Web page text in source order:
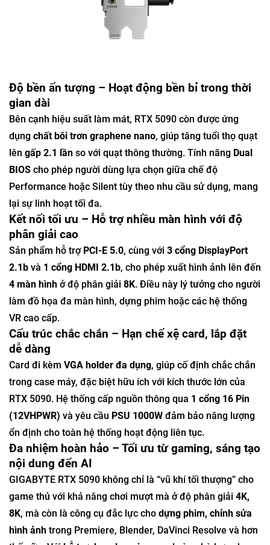
Độ bền ấn tượng – Hoạt động bền bỉ trong thời
gian dài
Bên cạnh hiệu suất làm mát, RTX 5090 còn được ứng
dụng chất bôi trơn graphene nano, giúp tăng tuổi thọ quạt
lên gấp 2.1 lần so với quạt thông thường. Tính năng Dual
BIOS cho phép người dùng lựa chọn giữa chế độ
Performance hoặc Silent tùy theo nhu cầu sử dụng, mang
lại sự linh hoạt tối đa.
Kết nối tối ưu – Hỗ trợ nhiều màn hình với độ
phân giải cao
Sản phẩm hỗ trợ PCI-E 5.0, cùng với 3 cổng DisplayPort
2.1b và 1 cổng HDMI 2.1b, cho phép xuất hình ảnh lên đến
4 màn hình ở độ phân giải 8K. Điều này lý tưởng cho người
làm đồ họa đa màn hình, dựng phim hoặc các hệ thống
VR cao cấp.
Cấu trúc chắc chắn – Hạn chế xệ card, lắp đặt
dễ dàng
Card đi kèm VGA holder đa dụng, giúp cố định chắc chắn
trong case máy, đặc biệt hữu ích với kích thước lớn của
RTX 5090. Hệ thống cấp nguồn thông qua 1 cổng 16 Pin
(12VHPWR) và yêu cầu PSU 1000W đảm bảo năng lượng
ổn định cho toàn hệ thống hoạt động liên tục.
Đa nhiệm hoàn hảo – Tối ưu từ gaming, sáng tạo
nội dung đến AI
GIGABYTE RTX 5090 không chỉ là “vũ khí tối thượng” cho
game thủ với khả năng chơi mượt mà ở độ phân giải 4K,
8K, mà còn là công cụ đắc lực cho dựng phim, chỉnh sửa
hình ảnh trong Premiere, Blender, DaVinci Resolve và hơn